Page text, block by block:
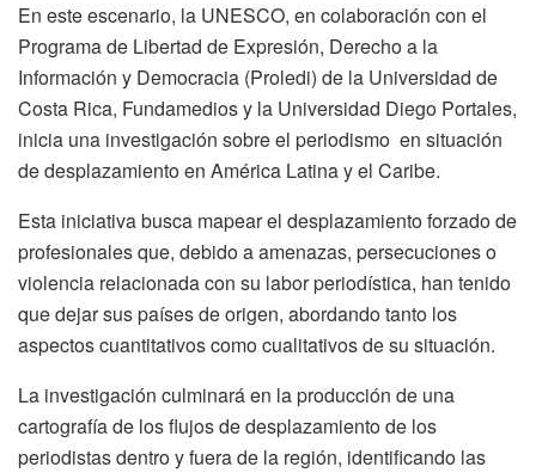
En este escenario, la UNESCO, en colaboración con el
Programa de Libertad de Expresión, Derecho a la
Información y Democracia (Proledi) de la Universidad de
Costa Rica, Fundamedios y la Universidad Diego Portales,
inicia una investigación sobre el periodismo en situación
de desplazamiento en América Latina y el Caribe.
Esta iniciativa busca mapear el desplazamiento forzado de
profesionales que, debido a amenazas, persecuciones o
violencia relacionada con su labor periodística, han tenido
que dejar sus países de origen, abordando tanto los
aspectos cuantitativos como cualitativos de su situación.
La investigación culminará en la producción de una
cartografía de los flujos de desplazamiento de los
periodistas dentro y fuera de la región, identificando las